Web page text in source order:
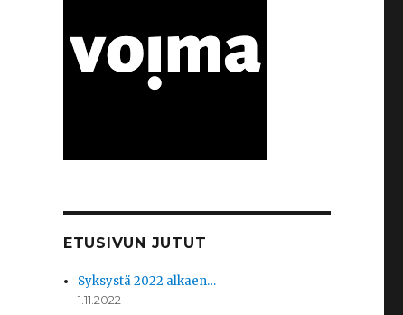
ETUSIVUN JUTUT
Syksystä 2022 alkaen…
1.11.2022